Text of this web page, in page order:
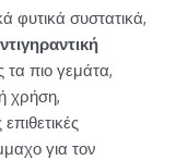
φυτικά συστατικά,
τα πιο γεμάτα,
χρήση,
για τον